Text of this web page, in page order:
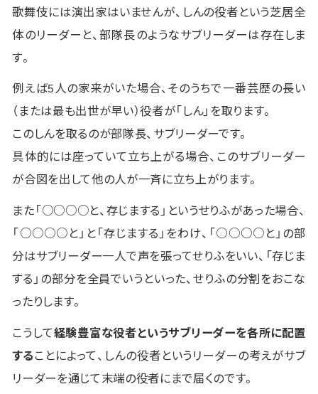
歌舞伎には演出家はいませんが、しんの役者という芝居全
体のリーダーと、部隊長のようなサブリーダーは存在しま
す。
例えば5人の家来がいた場合、そのうちで一番芸歴の長い
（または最も出世が早い）役者が「しん」を取ります。
このしんを取るのが部隊長、サブリーダーです。
具体的には座っていて立ち上がる場合、このサブリーダー
が合図を出して他の人が一斉に立ち上がります。
また「○○○○と、存じまする」というせりふがあった場合、
「○○○○と」と「存じまする」をわけ、「○○○○と」の部
分はサブリーダー一人で声を張ってせりふをいい、「存じま
する」の部分を全員でいうといった、せりふの分割をおこな
ったりします。
こうして経験豊富な役者というサブリーダーを各所に配置
する ことによって、しんの役者というリーダーの考えがサブ
リーダーを通じて末端の役者にまで届くのです。